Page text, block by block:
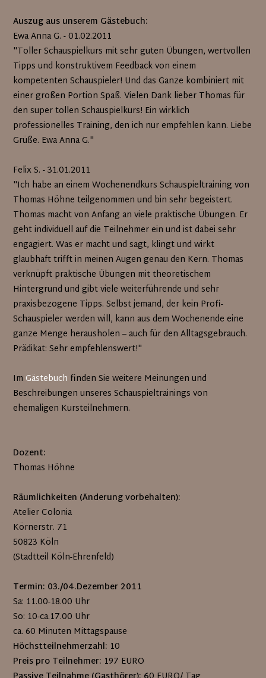
Auszug aus unserem Gästebuch:
Ewa Anna G. - 01.02.2011
"Toller Schauspielkurs mit sehr guten Übungen, wertvollen
Tipps und konstruktivem Feedback von einem
kompetenten Schauspieler! Und das Ganze kombiniert mit
einer großen Portion Spaß. Vielen Dank lieber Thomas für
den super tollen Schauspielkurs! Ein wirklich
professionelles Training, den ich nur empfehlen kann. Liebe
Grüße. Ewa Anna G."
Felix S. - 31.01.2011
"Ich habe an einem Wochenendkurs Schauspieltraining von
Thomas Höhne teilgenommen und bin sehr begeistert.
Thomas macht von Anfang an viele praktische Übungen. Er
geht individuell auf die Teilnehmer ein und ist dabei sehr
engagiert. Was er macht und sagt, klingt und wirkt
glaubhaft trifft in meinen Augen genau den Kern. Thomas
verknüpft praktische Übungen mit theoretischem
Hintergrund und gibt viele weiterführende und sehr
praxisbezogene Tipps. Selbst jemand, der kein Profi-
Schauspieler werden will, kann aus dem Wochenende eine
ganze Menge herausholen – auch für den Alltagsgebrauch.
Prädikat: Sehr empfehlenswert!"
ImGästebuch finden Sie weitere Meinungen und
Beschreibungen unseres Schauspieltrainings von
ehemaligen Kursteilnehmern.
Dozent:
Thomas Höhne
Räumlichkeiten (Änderung vorbehalten):
Atelier Colonia
Körnerstr. 71
50823 Köln
(Stadtteil Köln-Ehrenfeld)
Termin: 03./04.Dezember 2011
Sa: 11.00-18.00 Uhr
So: 10-ca.17.00 Uhr
ca. 60 Minuten Mittagspause
Höchstteilnehmerzahl: 10
Preis pro Teilnehmer: 197 EURO